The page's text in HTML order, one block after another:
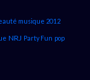
musique 2012
NRJ Party Fun pop